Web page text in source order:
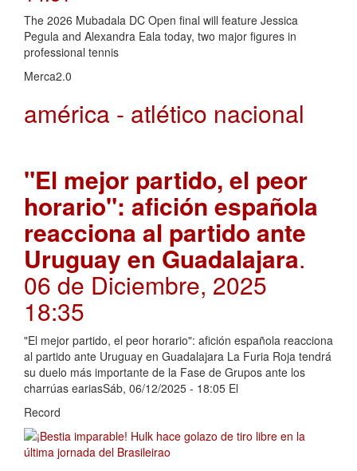
The 2026 Mubadala DC Open final will feature Jessica
Pegula and Alexandra Eala today, two major figures in
professional tennis
Merca2.0
américa - atlético nacional
"El mejor partido, el peor
horario": afición española
reacciona al partido ante
Uruguay en Guadalajara.
06 de Diciembre, 2025
18:35
"El mejor partido, el peor horario": afición española reacciona
al partido ante Uruguay en Guadalajara La Furia Roja tendrá
su duelo más importante de la Fase de Grupos ante los
charrúas eariasSáb, 06/12/2025 - 18:05 El
Record